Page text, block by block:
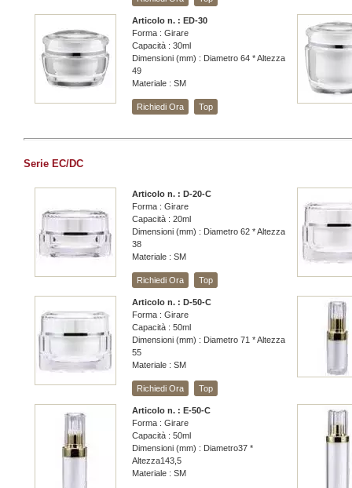
Articolo n. : ED-30
Forma : Girare
Capacità : 30ml
Dimensioni (mm) : Diametro 64 * Altezza
49
Materiale : SM
Richiedi Ora Top
Serie EC/DC
Articolo n. : D-20-C
Forma : Girare
Capacità : 20ml
Dimensioni (mm) : Diametro 62 * Altezza
38
Materiale : SM
Richiedi Ora Top
Articolo n. : D-50-C
Forma : Girare
Capacità : 50ml
Dimensioni (mm) : Diametro 71 * Altezza
55
Materiale : SM
Richiedi Ora Top
Articolo n. : E-50-C
Forma : Girare
Capacità : 50ml
Dimensioni (mm) : Diametro37 *
Altezza143,5
Materiale : SM